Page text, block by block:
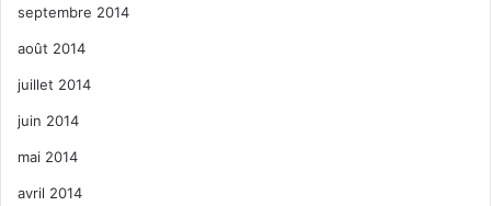
septembre 2014
août 2014
juillet 2014
juin 2014
mai 2014
avril 2014